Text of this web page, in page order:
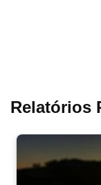
Relatórios